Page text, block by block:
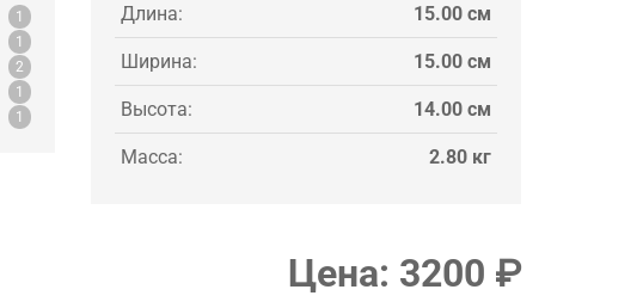
1
1
2
1
1
Длина: 15.00 см
Ширина: 15.00 см
Высота: 14.00 см
Масса: 2.80 кг
Цена: 3200 ₽